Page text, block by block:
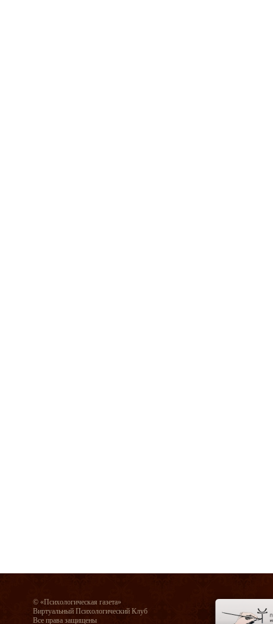
© «Психологическая газета»
Виртуальный Психологический Клуб
Все права защищены